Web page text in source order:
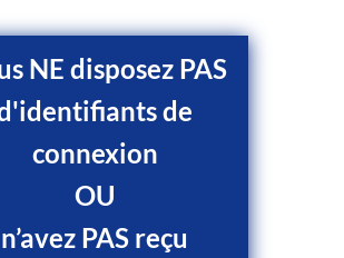
NE disposez PAS
de
connexion
OU
n’avez PAS reçu